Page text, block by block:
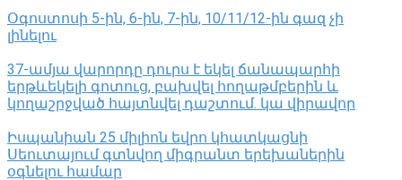
Օգոստոսի 5-ին, 6-ին, 7-ին, 10/11/12-ին գազ չի
լինելու
37-ամյա վարորդը դուրս է եկել ճանապարհի
երթևեկելի գոտուց, բախվել հողաթմբերին և
կողաշրջված հայտնվել դաշտում․ կա վիրավոր
Իսպանիան 25 միլիոն եվրո կհատկացնի
Սեուտայում գտնվող միգրանտ երեխաներին
օգնելու համար